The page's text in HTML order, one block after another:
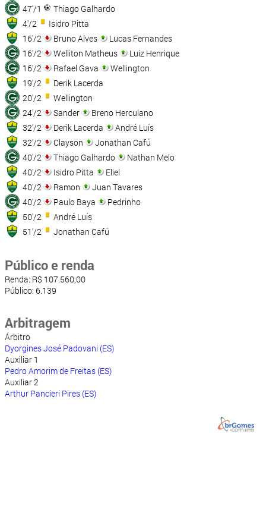
47'/1
Thiago Galhardo
4'/2
Isidro Pitta
16'/2
Bruno Alves
Lucas Fernandes
16'/2
Welliton Matheus
Luiz Henrique
16'/2
Rafael Gava
Wellington
19'/2
Derik Lacerda
20'/2
Wellington
24'/2
Sander
Breno Herculano
32'/2
Derik Lacerda
André Luís
32'/2
Clayson
Jonathan Cafú
40'/2
Thiago Galhardo
Nathan Melo
40'/2
Isidro Pitta
Eliel
40'/2
Ramon
Juan Tavares
40'/2
Paulo Baya
Pedrinho
50'/2
André Luís
51'/2
Jonathan Cafú
Público e renda
Renda: R$ 107.560,00
Público: 6.139
Arbitragem
Árbitro
Dyorgines José Padovani (ES)
Auxiliar 1
Pedro Amorim de Freitas (ES)
Auxiliar 2
Arthur Pancieri Pires (ES)